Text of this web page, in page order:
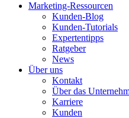
Marketing-Ressourcen
Kunden-Blog
Kunden-Tutorials
Expertentipps
Ratgeber
News
Über uns
Kontakt
Über das
Karriere
Kunden